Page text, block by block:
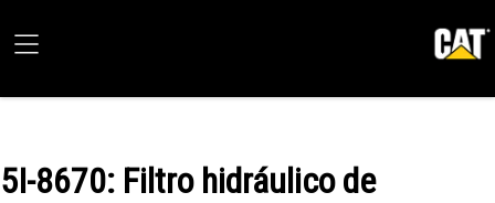
5I-8670: Filtro hidráulico de